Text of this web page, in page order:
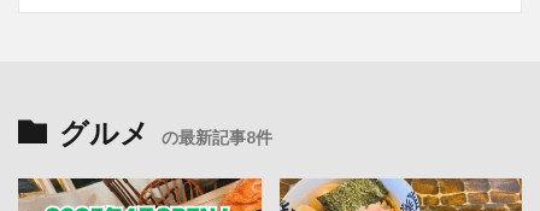
グルメ の最新記事8件